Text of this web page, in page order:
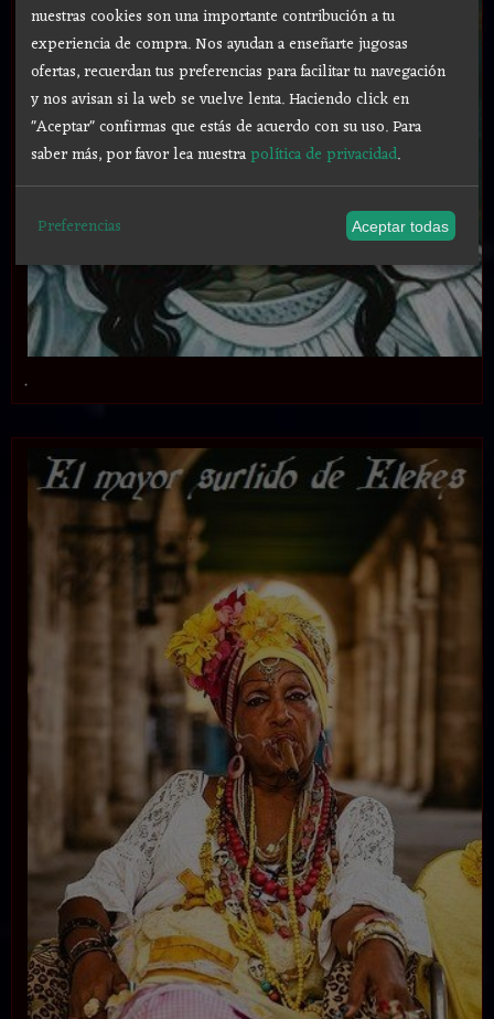
.
nuestras cookies son una importante contribución a tu
experiencia de compra. Nos ayudan a enseñarte jugosas
ofertas, recuerdan tus preferencias para facilitar tu navegación
y nos avisan si la web se vuelve lenta. Haciendo click en
"Aceptar" confirmas que estás de acuerdo con su uso.Para
saber más, por favor lea nuestrapolítica de privacidad.
Preferencias Aceptar todas